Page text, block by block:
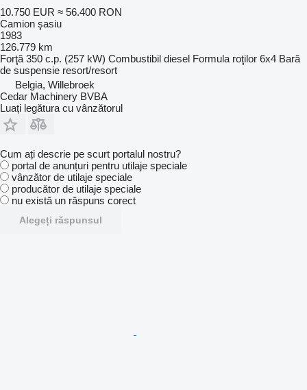
10.750 EUR ≈ 56.400 RON
Camion şasiu
1983
126.779 km
Forţă 350 c.p. (257 kW) Combustibil diesel Formula roţilor 6x4 Bară
de suspensie resort/resort
Belgia, Willebroek
Cedar Machinery BVBA
Luați legătura cu vânzătorul
Cum ați descrie pe scurt portalul nostru?
portal de anunțuri pentru utilaje speciale
vânzător de utilaje speciale
producător de utilaje speciale
nu există un răspuns corect
Alegeți răspunsul